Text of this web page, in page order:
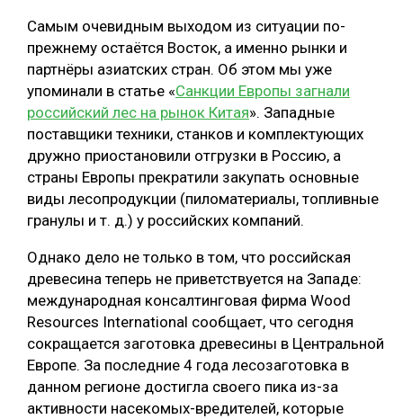
КОМПЛЕКСНАЯ ПЕРЕРАБОТКА
ЛЕСОПИЛЕНИЕ
ДЕРЕВЯННОЕ ДОМОСТРОЕНИЕ
БЕЗОПАСНОЕ ПРОИЗВОДСТВО
СОРТИРОВКА ДРЕВЕСИНЫ
СУШКА ДРЕВЕСИНЫ
МЕБЕЛЬНОЕ ПРОИЗВОДСТВО
Самым очевидным выходом из ситуации по-
прежнему остаётся Восток, а именно рынки и
партнёры азиатских стран. Об этом мы уже
упоминали в статье «Санкции Европы загнали
российский лес на рынок Китая». Западные
поставщики техники, станков и комплектующих
дружно приостановили отгрузки в Россию, а
страны Европы прекратили закупать основные
виды лесопродукции (пиломатериалы, топливные
гранулы и т. д.) у российских компаний.
Однако дело не только в том, что российская
древесина теперь не приветствуется на Западе:
международная консалтинговая фирма Wood
Resources International сообщает, что сегодня
сокращается заготовка древесины в Центральной
Европе. За последние 4 года лесозаготовка в
данном регионе достигла своего пика из-за
активности насекомых-вредителей, которые